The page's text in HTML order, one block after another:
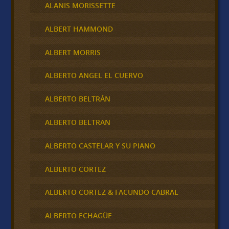
ALANIS MORISSETTE
ALBERT HAMMOND
ALBERT MORRIS
ALBERTO ANGEL EL CUERVO
ALBERTO BELTRÁN
ALBERTO BELTRAN
ALBERTO CASTELAR Y SU PIANO
ALBERTO CORTEZ
ALBERTO CORTEZ & FACUNDO CABRAL
ALBERTO ECHAGÜE